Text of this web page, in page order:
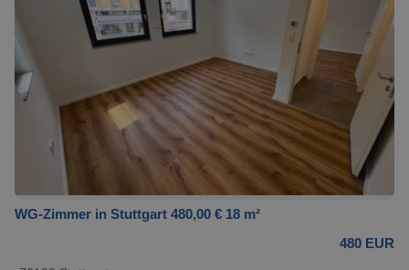
WG-Zimmer in Stuttgart 480,00 € 18 m²
480 EUR